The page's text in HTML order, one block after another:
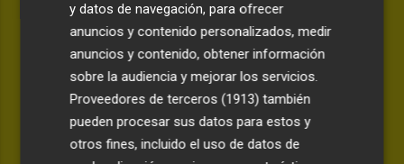
y datos de navegación, para ofrecer
anuncios y contenido personalizados, medir
anuncios y contenido, obtener información
sobre la audiencia y mejorar los servicios.
Proveedores de terceros (1913) también
pueden procesar sus datos para estos y
otros fines, incluido el uso de datos de